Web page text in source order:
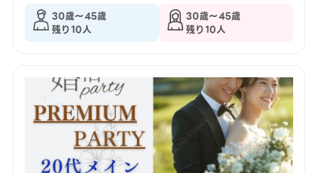
30歳〜45歳
残り10人
30歳〜45歳
残り10人